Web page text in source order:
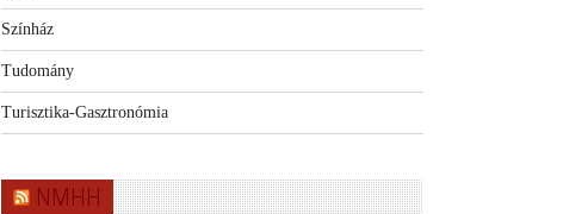
Színház
Tudomány
Turisztika-Gasztronómia
NMHH